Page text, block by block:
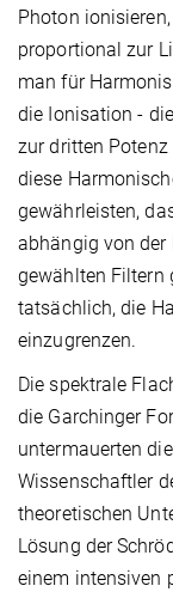
Photon
proportional zur
man für
die Ionisation -
zur dritten
diese
gewährleisten,
abhängig von
gewählten Filtern
tatsächlich, die
einzugrenzen.
Die spektrale
die Garchinger
untermauerten
Wissenschaftler
theoretischen
Lösung der
einem intensiven